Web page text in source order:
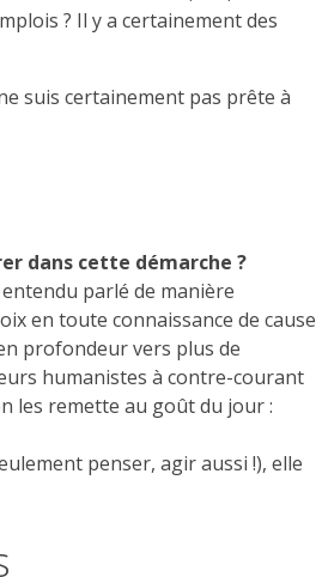
? Il y a certainement des
suis certainement pas prête à
dans cette démarche ?
parlé de manière
en toute connaissance de cause
profondeur vers plus de
humanistes à contre-courant
les remette au goût du jour :
penser, agir aussi !), elle